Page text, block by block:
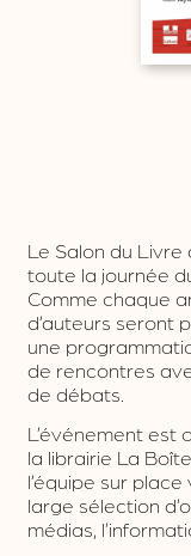
Le Salon du Livre
toute la journée
Comme chaque
d’auteurs seront
une
de rencontres
de débats.
L’événement est
la librairie La
l’équipe sur
large sélection
médias,